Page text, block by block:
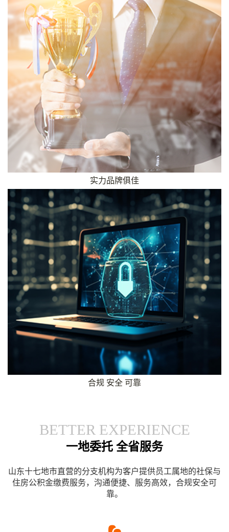
实力品牌俱佳
合规 安全 可靠
BETTER EXPERIENCE
一地委托 全省服务
山东十七地市直营的分支机构为客户提供员工属地的社保与
住房公积金缴费服务，沟通便捷、服务高效，合规安全可
靠。